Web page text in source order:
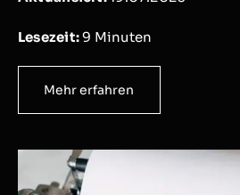
Lesezeit:9 Minuten
Mehr erfahren